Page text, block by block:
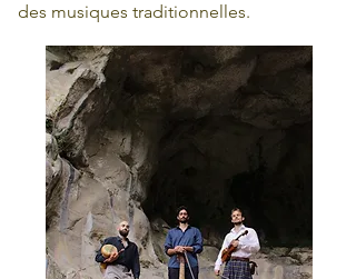
des musiques traditionnelles.